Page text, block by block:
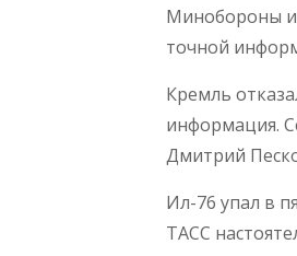
Минобороны и
точной
Кремль
информация.
Дмитрий
Ил-76 упал в
ТАСС